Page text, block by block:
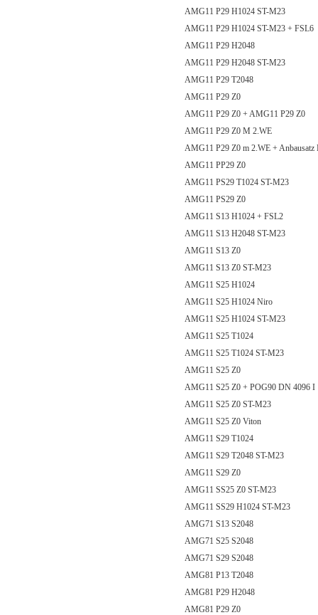
AMG11 P29 H1024 ST-M23
AMG11 P29 H1024 ST-M23 + FSL6
AMG11 P29 H2048
AMG11 P29 H2048 ST-M23
AMG11 P29 T2048
AMG11 P29 Z0
AMG11 P29 Z0 + AMG11 P29 Z0
AMG11 P29 Z0 M 2.WE
AMG11 P29 Z0 m 2.WE + Anbausatz
AMG11 PP29 Z0
AMG11 PS29 T1024 ST-M23
AMG11 PS29 Z0
AMG11 S13 H1024 + FSL2
AMG11 S13 H2048 ST-M23
AMG11 S13 Z0
AMG11 S13 Z0 ST-M23
AMG11 S25 H1024
AMG11 S25 H1024 Niro
AMG11 S25 H1024 ST-M23
AMG11 S25 T1024
AMG11 S25 T1024 ST-M23
AMG11 S25 Z0
AMG11 S25 Z0 + POG90 DN 4096 I
AMG11 S25 Z0 ST-M23
AMG11 S25 Z0 Viton
AMG11 S29 T1024
AMG11 S29 T2048 ST-M23
AMG11 S29 Z0
AMG11 SS25 Z0 ST-M23
AMG11 SS29 H1024 ST-M23
AMG71 S13 S2048
AMG71 S25 S2048
AMG71 S29 S2048
AMG81 P13 T2048
AMG81 P29 H2048
AMG81 P29 Z0